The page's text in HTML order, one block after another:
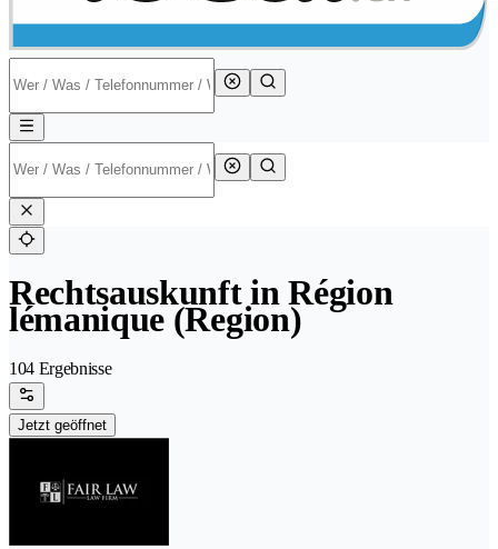
Rechtsauskunft in Région
lémanique (Region)
104 Ergebnisse
Jetzt geöffnet